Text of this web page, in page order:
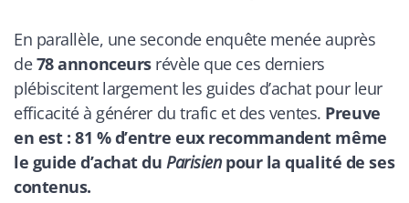
En parallèle, une seconde enquête menée auprès
de78 annonceursrévèle que ces derniers
plébiscitent largement les guides d’achat pour leur
efficacité à générer du trafic et des ventes. Preuve
en est : 81 % d’entre eux recommandent même
le guide d’achat duParisienpour la qualité de ses
contenus.